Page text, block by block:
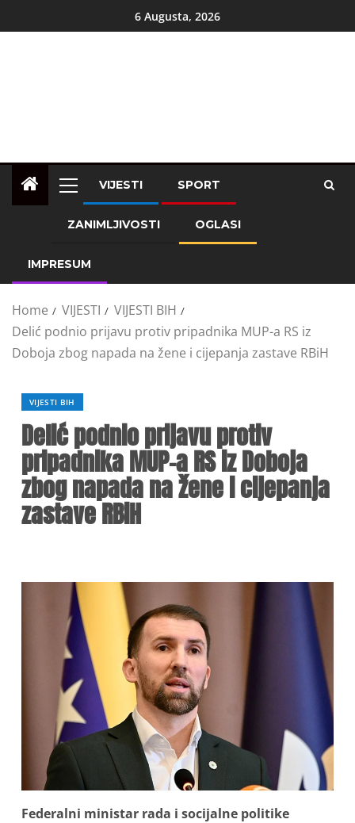
6 Augusta, 2026
VIJESTI SPORT
ZANIMLJIVOSTI OGLASI
IMPRESUM
Home VIJESTI
VIJESTI BIH
Delić podnio prijavu protiv pripadnika MUP-a RS iz
Doboja zbog napada na žene i cijepanja zastave RBiH
VIJESTI BIH
Delić podnio prijavu protiv
pripadnika MUP-a RS iz Doboja
zbog napada na žene i cijepanja
zastave RBiH
Federalni ministar rada i socijalne politike